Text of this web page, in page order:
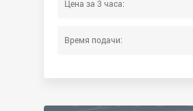
Цена за 3 часа:
Время подачи: